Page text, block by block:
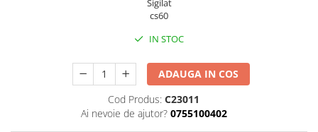
Sigilat
cs60
IN STOC
ADAUGA IN COS
Cod Produs: C23011
Ai nevoie de ajutor? 0755100402